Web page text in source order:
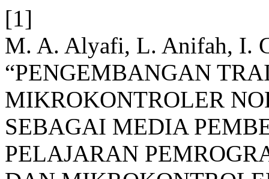
[1]
M. A. Alyafi, L. Anifah, I.
“PENGEMBANGAN
MIKROKONTROLER
SEBAGAI MEDIA
PELAJARAN